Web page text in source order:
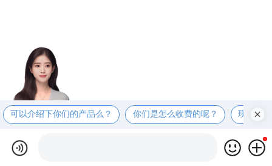
可以介绍下你们的产品么？ 你们是怎么收费的呢？ 现在有